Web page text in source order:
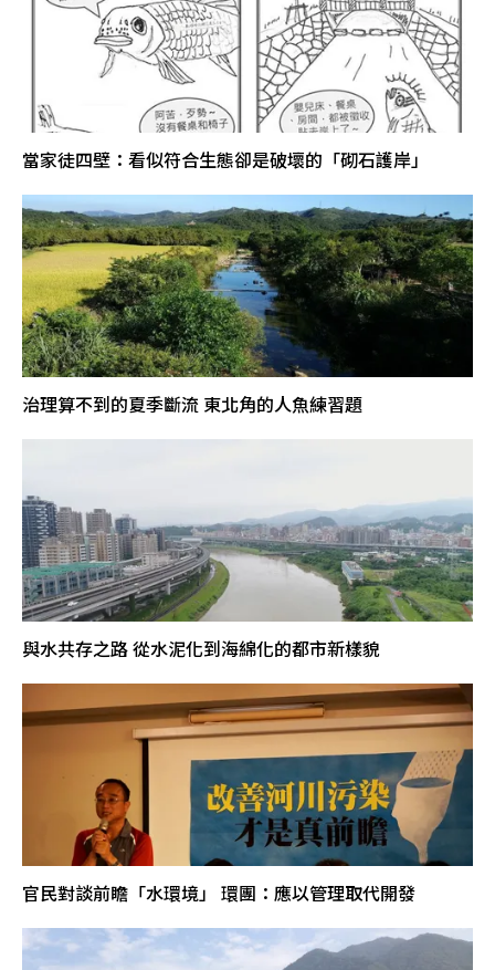
當家徒四壁：看似符合生態卻是破壞的「砌石護岸」
治理算不到的夏季斷流 東北角的人魚練習題
與水共存之路 從水泥化到海綿化的都市新樣貌
官民對談前瞻「水環境」 環團：應以管理取代開發